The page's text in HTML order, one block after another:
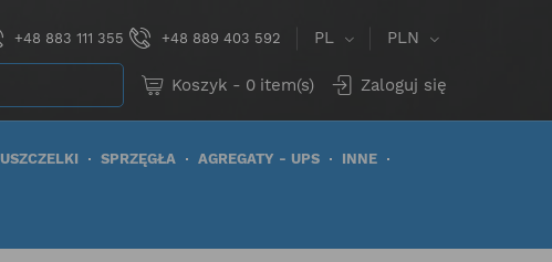
+48 883 111 355 +48 889 403 592 PL PLN
Koszyk - 0 item(s) Zaloguj się
USZCZELKI SPRZĘGŁA AGREGATY - UPS INNE